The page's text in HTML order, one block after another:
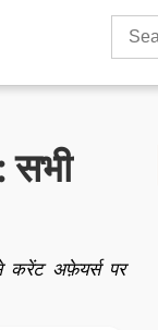
Search
करेंट अफ़ेयर्स पर